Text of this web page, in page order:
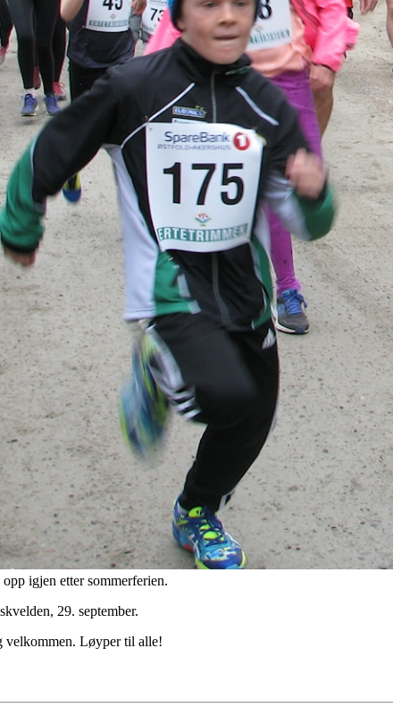
igjen etter sommerferien.
29. september.
velkommen. Løyper til alle!